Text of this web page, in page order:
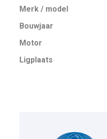
Merk / model
Bouwjaar
Motor
Ligplaats